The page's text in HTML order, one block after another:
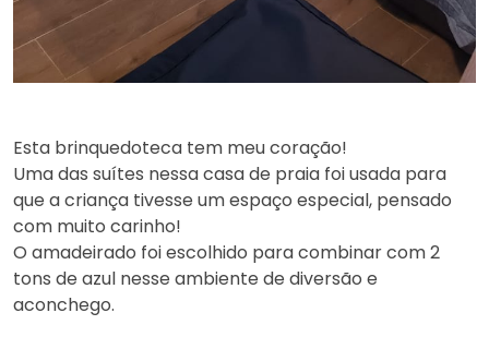
Esta brinquedoteca tem meu coração!
Uma das suítes nessa casa de praia foi usada para
que a criança tivesse um espaço especial, pensado
com muito carinho!
O amadeirado foi escolhido para combinar com 2
tons de azul nesse ambiente de diversão e
aconchego.